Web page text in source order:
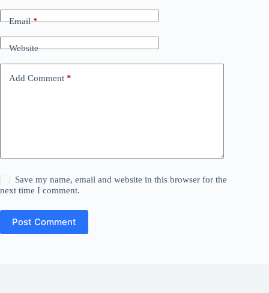
Email*
Website
Add Comment *
Save my name, email and website in this browser for the
next time I comment.
Post Comment